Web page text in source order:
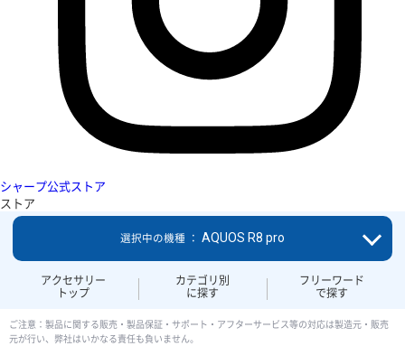
シャープ公式ストア
ストア
アクセサリー
トップ
カテゴリ別
に探す
フリーワード
で探す
選択中の機種 ： AQUOS R8 pro
ご注意：製品に関する販売・製品保証・サポート・アフターサービス等の対応は製造元・販売
元が行い、弊社はいかなる責任も負いません。